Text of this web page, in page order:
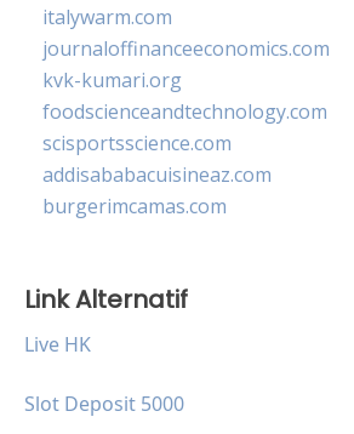
italywarm.com
journaloffinanceeconomics.com
kvk-kumari.org
foodscienceandtechnology.com
scisportsscience.com
addisababacuisineaz.com
burgerimcamas.com
Link Alternatif
Live HK
Slot Deposit 5000